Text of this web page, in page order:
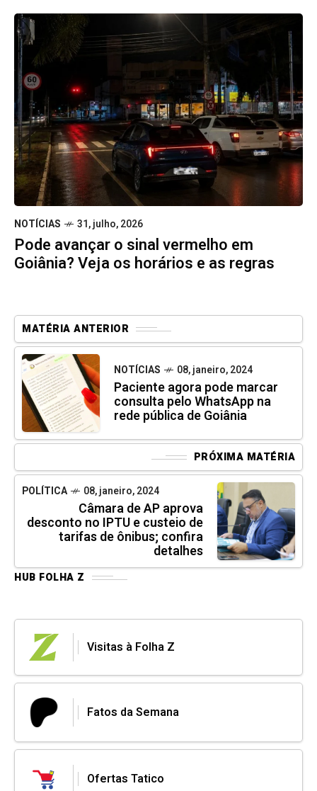
NOTÍCIAS 31, julho, 2026
Pode avançar o sinal vermelho em
Goiânia? Veja os horários e as regras
MATÉRIA ANTERIOR
NOTÍCIAS 08, janeiro, 2024
Paciente agora pode marcar
consulta pelo WhatsApp na
rede pública de Goiânia
PRÓXIMA MATÉRIA
POLÍTICA 08, janeiro, 2024
Câmara de AP aprova
desconto no IPTU e custeio de
tarifas de ônibus; confira
detalhes
HUB FOLHA Z
Visitas à Folha Z
Fatos da Semana
Ofertas Tatico